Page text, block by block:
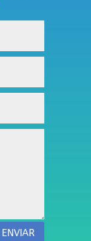
ENVIAR